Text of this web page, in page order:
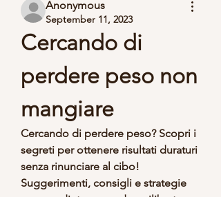
Anonymous
September 11, 2023
Cercando di
perdere peso non
mangiare
Cercando di perdere peso? Scopri i
segreti per ottenere risultati duraturi
senza rinunciare al cibo!
Suggerimenti, consigli e strategie